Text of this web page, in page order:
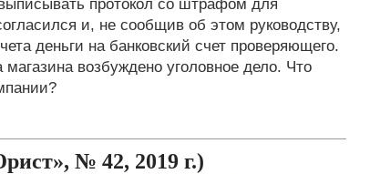
протокол со штрафом для
и, не сообщив об этом руководству,
деньги на банковский счет проверяющего.
возбуждено уголовное дело. Что
№ 42, 2019 г.)